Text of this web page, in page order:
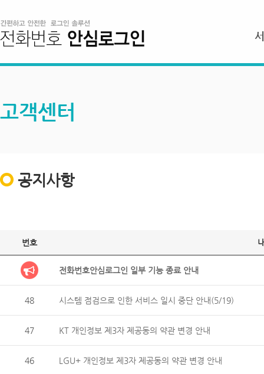
고객센터
공지사항
번호
전화번호안심로그인 일부 기능 종료 안내
48 시스템 점검으로 인한 서비스 일시 중단 안내(5/19)
47 KT 개인정보 제3자 제공동의 약관 변경 안내
46 LGU+ 개인정보 제3자 제공동의 약관 변경 안내